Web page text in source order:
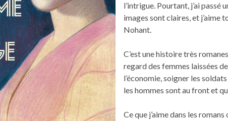
l’intrigue. Pourtant, j’ai passé
images sont claires, et j’aime
Nohant.
C’est une histoire très
regard des femmes laissées
l’économie, soigner les
les hommes sont au front et
Ce que j’aime dans les romans